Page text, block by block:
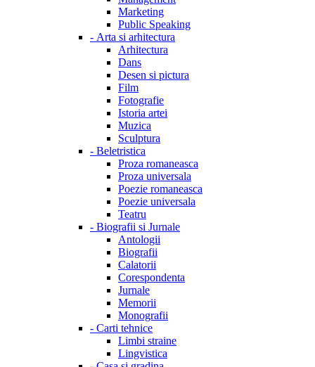
Marketing
Public Speaking
- Arta si arhitectura
Arhitectura
Dans
Desen si pictura
Film
Fotografie
Istoria artei
Muzica
Sculptura
- Beletristica
Proza romaneasca
Proza universala
Poezie romaneasca
Poezie universala
Teatru
- Biografii si Jurnale
Antologii
Biografii
Calatorii
Corespondenta
Jurnale
Memorii
Monografii
- Carti tehnice
Limbi straine
Lingvistica